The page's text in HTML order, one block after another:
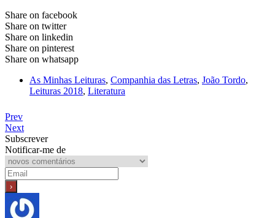
Share on facebook
Share on twitter
Share on linkedin
Share on pinterest
Share on whatsapp
As Minhas Leituras, Companhia das Letras, João Tordo,
Leituras 2018, Literatura
Prev
Next
Subscrever
Notificar-me de